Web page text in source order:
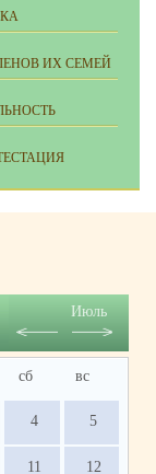
ИХ СЕМЕЙ
Июль
сб вс
4 5
11 12